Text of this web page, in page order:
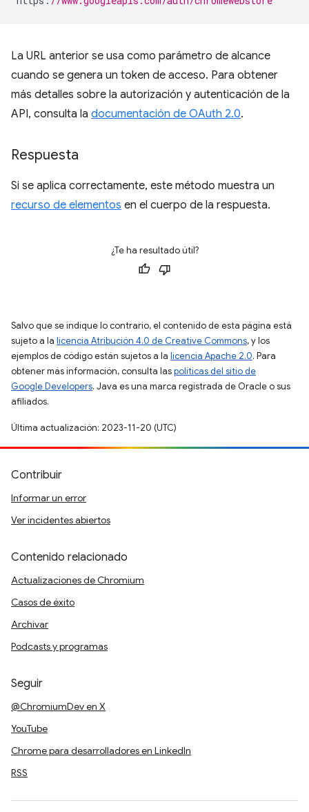
La URL anterior se usa como parámetro de alcance
cuando se genera un token de acceso. Para obtener
más detalles sobre la autorización y autenticación de la
API, consulta la documentación de OAuth 2.0.
Respuesta
Si se aplica correctamente, este método muestra un
recurso de elementos en el cuerpo de la respuesta.
¿Te ha resultado útil?
Salvo que se indique lo contrario, el contenido de esta página está
sujeto a la licencia Atribución 4.0 de Creative Commons, y los
ejemplos de código están sujetos a la licencia Apache 2.0. Para
obtener más información, consulta laspolíticas del sitio de
Google Developers. Java es una marca registrada de Oracle o sus
afiliados.
Última actualización: 2023-11-20 (UTC)
Contribuir
Informar un error
Ver incidentes abiertos
Contenido relacionado
Actualizaciones de Chromium
Casos de éxito
Archivar
Podcasts y programas
Seguir
@ChromiumDev en X
YouTube
Chrome para desarrolladores en LinkedIn
RSS